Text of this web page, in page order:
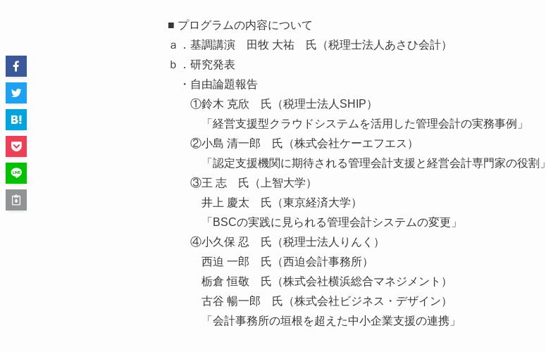
■ プログラムの内容について
ａ．基調講演 田牧 大祐 氏（税理士法人あさひ会計）
ｂ．研究発表
・自由論題報告
①鈴木 克欣 氏（税理士法人SHIP）
「経営支援型クラウドシステムを活用した管理会計の実務事例」
②小島 清一郎 氏（株式会社ケーエフエス）
「認定支援機関に期待される管理会計支援と経営会計専門家の役割」
③王 志 氏（上智大学）
井上 慶太 氏（東京経済大学）
「BSCの実践に見られる管理会計システムの変更」
④小久保 忍 氏（税理士法人りんく）
西迫 一郎 氏（西迫会計事務所）
栃倉 恒敬 氏（株式会社横浜総合マネジメント）
古谷 暢一郎 氏（株式会社ビジネス・デザイン）
「会計事務所の垣根を超えた中小企業支援の連携」